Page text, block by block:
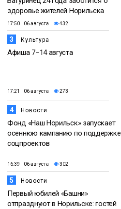
здоровье жителей Норильска
17:50 06 августа 432
3 Культура
Афиша 7–14 августа
17:21 06 августа 273
4 Новости
Фонд «Наш Норильск» запускает
осеннюю кампанию по поддержке
соцпроектов
16:39 06 августа 302
5 Новости
Первый юбилей «Башни»
отпразднуют в Норильске: гостей